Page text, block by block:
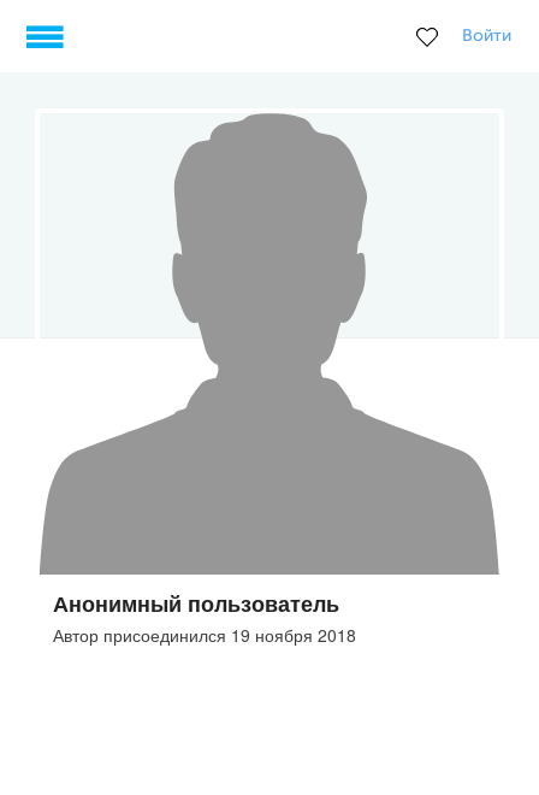
Войти
Анонимный пользователь
Автор присоединился 19 ноября 2018